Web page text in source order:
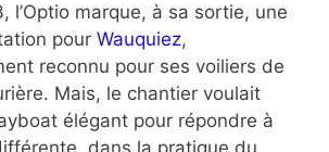
l’Optio marque, à sa sortie, une
pour Wauquiez,
reconnu pour ses voiliers de
Mais, le chantier voulait
élégant pour répondre à